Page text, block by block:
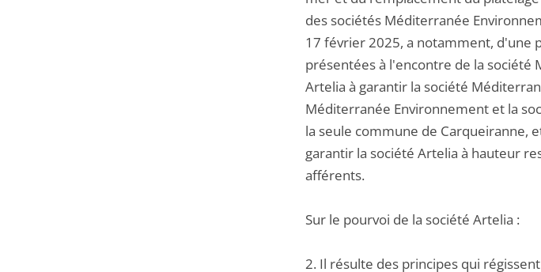
des sociétés Méditerranée
17 février 2025, a notamment, d'une
présentées à l'encontre de la
Artelia à garantir la société
Méditerranée Environnement et la
la seule commune de Carqueiranne,
garantir la société Artelia à hauteur
afférents.
Sur le pourvoi de la société Artelia :
2. Il résulte des principes qui